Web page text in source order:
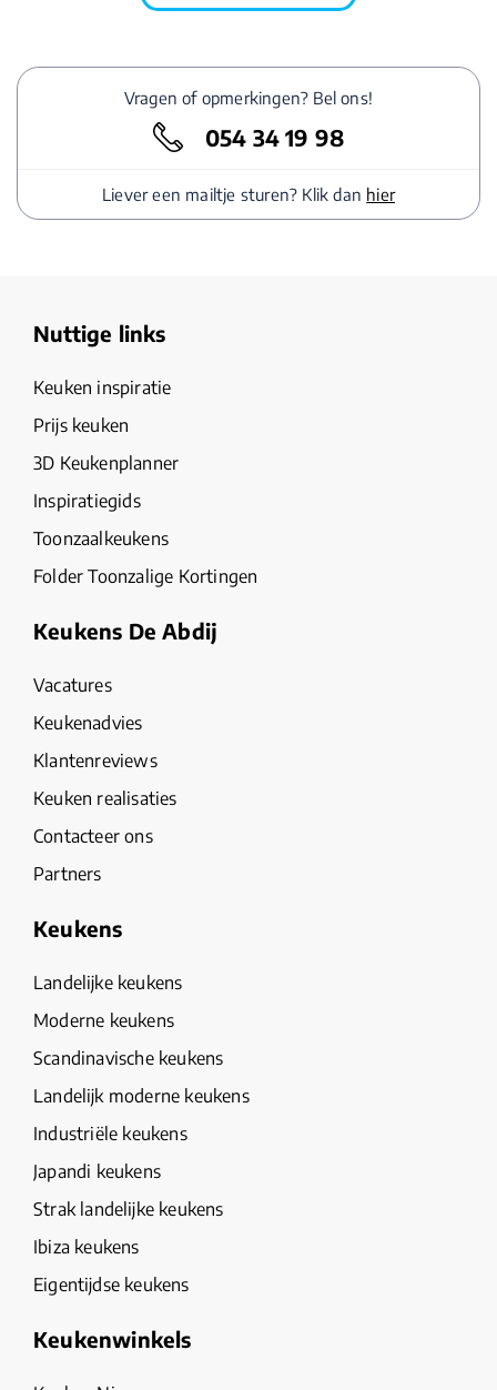
Vragen of opmerkingen? Bel ons!
054 34 19 98
Liever een mailtje sturen? Klik dan hier
Nuttige links
Keuken inspiratie
Prijs keuken
3D Keukenplanner
Inspiratiegids
Toonzaalkeukens
Folder Toonzalige Kortingen
Keukens De Abdij
Vacatures
Keukenadvies
Klantenreviews
Keuken realisaties
Contacteer ons
Partners
Keukens
Landelijke keukens
Moderne keukens
Scandinavische keukens
Landelijk moderne keukens
Industriële keukens
Japandi keukens
Strak landelijke keukens
Ibiza keukens
Eigentijdse keukens
Keukenwinkels